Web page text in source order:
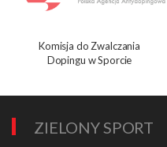
Komisja do Zwalczania
Dopingu w Sporcie
ZIELONY SPORT